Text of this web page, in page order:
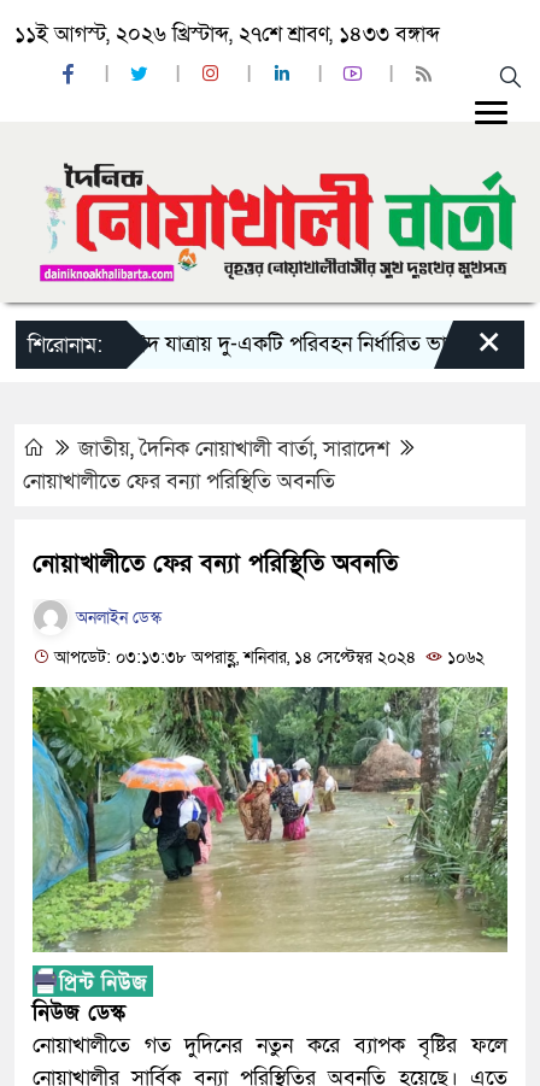
১১ই আগস্ট, ২০২৬ খ্রিস্টাব্দ, ২৭শে শ্রাবণ, ১৪৩৩ বঙ্গাব্দ
শিরোনাম:‘ঈদ যাত্রায় দু-একটি পরিবহন নির্ধারিত ভাড়ার চেয়েও কম
×
জাতীয়,দৈনিক নোয়াখালী বার্তা,সারাদেশ
নোয়াখালীতে ফের বন্যা পরিস্থিতি অবনতি
নোয়াখালীতে ফের বন্যা পরিস্থিতি অবনতি
অনলাইন ডেস্ক
আপডেট: ০৩:১৩:৩৮ অপরাহ্ণ, শনিবার, ১৪ সেপ্টেম্বর ২০২৪
১০৬২
নিউজ ডেস্ক
নোয়াখালীতে গত দুদিনের নতুন করে ব্যাপক বৃষ্টির ফলে
নোয়াখালীর সার্বিক বন্যা পরিস্থিতির অবনতি হয়েছে। এতে